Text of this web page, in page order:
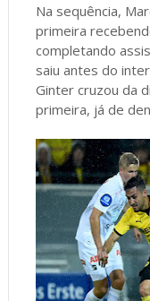
Na sequência,
primeira
completando
saiu antes do
Ginter cruzou da
primeira, já de